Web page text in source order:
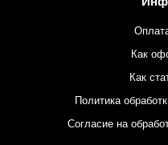
Как
Как
Политика
Согласие на